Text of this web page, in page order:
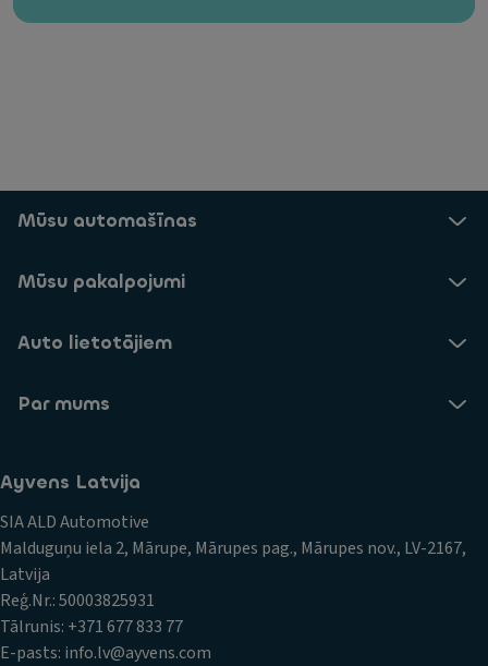
Mūsu automašīnas
Mūsu pakalpojumi
Auto lietotājiem
Par mums
Ayvens Latvija
SIA ALD Automotive
Malduguņu iela 2, Mārupe, Mārupes pag., Mārupes nov., LV-2167,
Latvija
Reģ.Nr.: 50003825931
Tālrunis: +371 677 833 77
E-pasts: info.lv@ayvens.com